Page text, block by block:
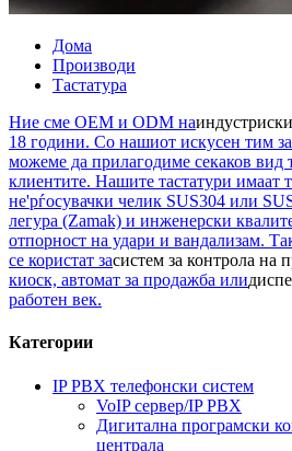
Дома
Производи
Тастатура
Ние сме OEM и ODM на
18 години. Со нашиот искусен тим
можеме да прилагодиме секаков вид
клиентите. Нашите тастатури имаат
не'рѓосувачки челик SUS304 или
легура (Zamak) и инженерски
отпорност на удари и вандализам.
се користат засистем за контрола на
киоск, автомат за продажба или
работен век.
Категории
IP PBX телефонски систем
VoIP сервер/IP PBX
Дигитална програмски
централа